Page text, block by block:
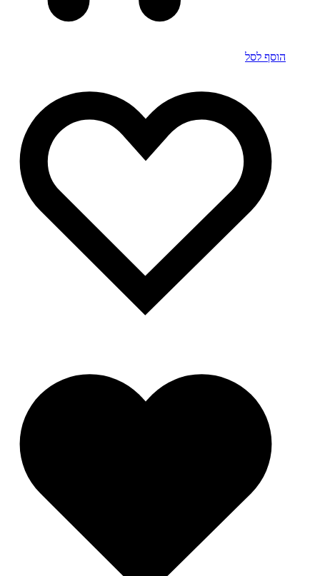
הוסף לסל